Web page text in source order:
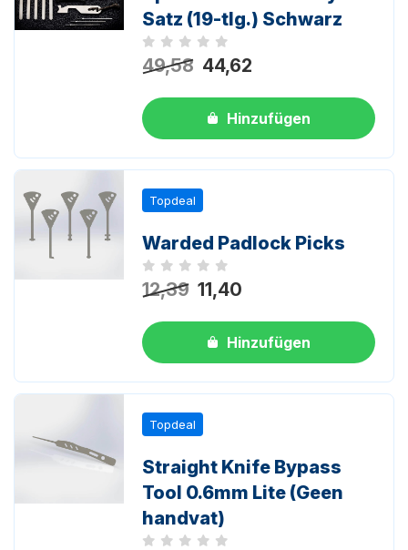
Satz (19-tlg.) Schwarz
Noch keine Bewertungen
49,58 44,62
Hinzufügen
Topdeal
Warded Padlock Picks
Noch keine Bewertungen
12,39 11,40
Hinzufügen
Topdeal
Straight Knife Bypass
Tool 0.6mm Lite (Geen
handvat)